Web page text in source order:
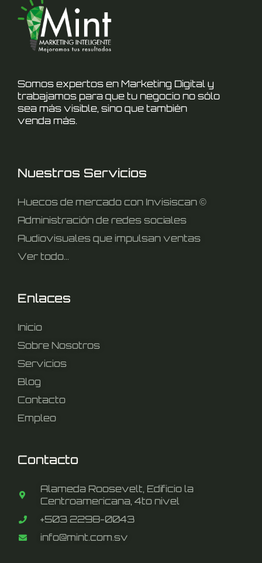
Contacto
Alameda Roosevelt, Edificio la
Centroamericana, 4to nivel
+503 2298-0043
info@mint.com.sv
Enlaces
Inicio
Sobre Nosotros
Servicios
Blog
Contacto
Empleo
Nuestros Servicios
Huecos de mercado con Invisiscan ©
Administración de redes sociales
Audiovisuales que impulsan ventas
Ver todo...
Somos expertos en Marketing Digital y
trabajamos para que tu negocio no sólo
sea más visible, sino que también
venda más.